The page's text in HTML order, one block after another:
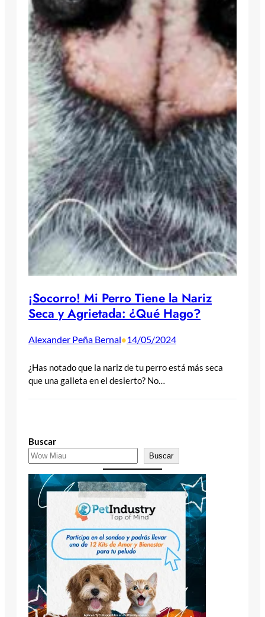
¡Socorro! Mi Perro Tiene la Nariz
Seca y Agrietada: ¿Qué Hago?
Alexander Peña Bernal•14/05/2024
¿Has notado que la nariz de tu perro está más seca
que una galleta en el desierto? No…
Buscar
Buscar